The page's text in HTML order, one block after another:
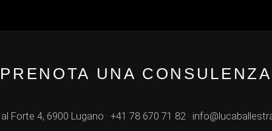
PRENOTA UNA CONSULENZA
Forte 4, 6900 Lugano · +41 78 670 71 82·